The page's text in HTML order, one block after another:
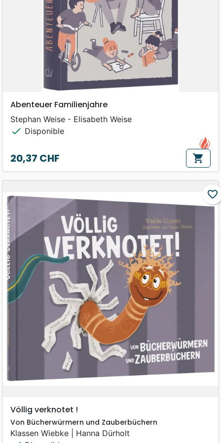
Abenteuer Familienjahre
Stephan Weise - Elisabeth Weise
check Disponible
Prix
20,37 CHF shopping_cart
favorite_border
Völlig verknotet !
Von Bücherwürmern und Zauberbüchern
Klassen Wiebke | Hanna Dürholt